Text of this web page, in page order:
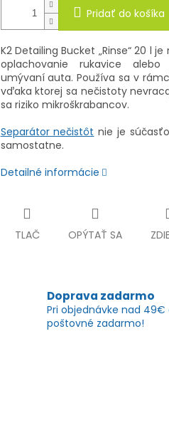
Pridať do košíka
K2 Detailing Bucket „Rinse“ 20 l
oplachovanie rukavice
umývaní auta. Používa sa v
vďaka ktorej sa nečistoty
sa riziko mikroškrabancov.
Separátor nečistôt nie je
samostatne.
Detailné informácie
TLAČ OPÝTAŤ SA
Doprava zadarmo
Pri objednávke nad 49€
poštovné zadarmo!